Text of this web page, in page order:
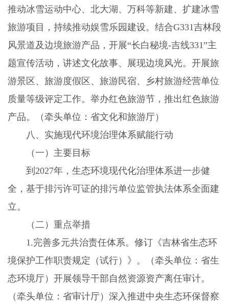
推动冰雪运动中心、北大湖、万科等新建、扩建冰雪
旅游项目，持续推动娱雪乐园建设。结合G331吉林段
风景道及边境旅游产品，开展“长白秘境-吉线331”主
题宣传活动，讲述文化故事、展现边境风光。开展旅
游景区、旅游度假区、旅游民宿、乡村旅游经营单位
质量等级评定工作。举办红色旅游节，推出红色旅游
产品。（牵头单位：省文化和旅游厅）
八、实施现代环境治理体系赋能行动
（一）主要目标
到 2027年，生态环境现代化治理体系进一步健
全，基于排污许可证的排污单位监管执法体系全面建
立。
（二）重点举措
1.完善多元共治责任体系。修订《吉林省生态环
境保护工作职责规定（试行）》。（牵头单位：省生
态环境厅）开展领导干部自然资源资产离任审计。
（牵头单位：省审计厅）深入推进中央生态环保督察